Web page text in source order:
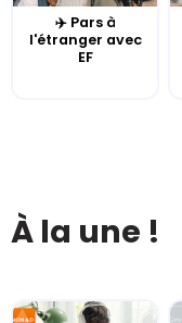
✈️ Pars à
l'étranger avec
EF
À la une !